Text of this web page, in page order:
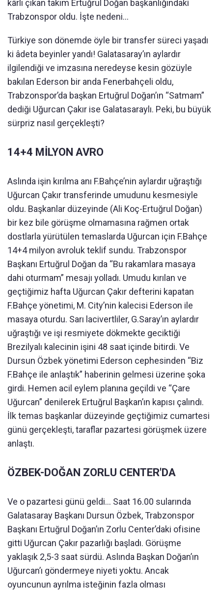
kârlı çıkan takım Ertuğrul Doğan başkanlığındaki
Trabzonspor oldu. İşte nedeni…
Türkiye son dönemde öyle bir transfer süreci yaşadı
ki âdeta beyinler yandı! Galatasaray’ın aylardır
ilgilendiği ve imzasına neredeyse kesin gözüyle
bakılan Ederson bir anda Fenerbahçeli oldu,
Trabzonspor’da başkan Ertuğrul Doğan’ın “Satmam”
dediği Uğurcan Çakır ise Galatasaraylı. Peki, bu büyük
sürpriz nasıl gerçekleşti?
14+4 MİLYON AVRO
Aslında işin kırılma anı F.Bahçe’nin aylardır uğraştığı
Uğurcan Çakır transferinde umudunu kesmesiyle
oldu. Başkanlar düzeyinde (Ali Koç-Ertuğrul Doğan)
bir kez bile görüşme olmamasına rağmen ortak
dostlarla yürütülen temaslarda Uğurcan için F.Bahçe
14+4 milyon avroluk teklif sundu. Trabzonspor
Başkanı Ertuğrul Doğan da “Bu rakamlara masaya
dahi oturmam” mesajı yolladı. Umudu kırılan ve
geçtiğimiz hafta Uğurcan Çakır defterini kapatan
F.Bahçe yönetimi, M. City’nin kalecisi Ederson ile
masaya oturdu. Sarı lacivertliler, G.Saray’ın aylardır
uğraştığı ve işi resmiyete dökmekte geciktiği
Brezilyalı kalecinin işini 48 saat içinde bitirdi. Ve
Dursun Özbek yönetimi Ederson cephesinden “Biz
F.Bahçe ile anlaştık” haberinin gelmesi üzerine şoka
girdi. Hemen acil eylem planına geçildi ve “Çare
Uğurcan” denilerek Ertuğrul Başkan’ın kapısı çalındı.
İlk temas başkanlar düzeyinde geçtiğimiz cumartesi
günü gerçekleşti, taraflar pazartesi görüşmek üzere
anlaştı.
ÖZBEK-DOĞAN ZORLU CENTER'DA
Ve o pazartesi günü geldi… Saat 16.00 sularında
Galatasaray Başkanı Dursun Özbek, Trabzonspor
Başkanı Ertuğrul Doğan’ın Zorlu Center’daki ofisine
gitti Uğurcan Çakır pazarlığı başladı. Görüşme
yaklaşık 2,5-3 saat sürdü. Aslında Başkan Doğan’ın
Uğurcan’ı göndermeye niyeti yoktu. Ancak
oyuncunun ayrılma isteğinin fazla olması